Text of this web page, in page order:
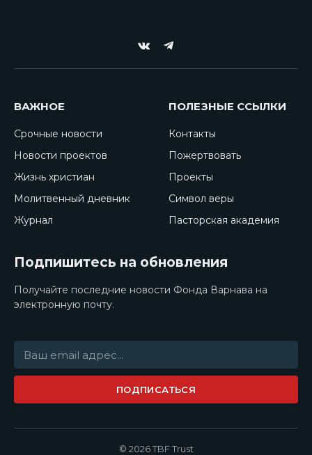
VKontakte
Telegram
ВАЖНОЕ
Срочные новости
Новости проектов
Жизнь христиан
Молитвенный дневник
Журнал
ПОЛЕЗНЫЕ ССЫЛКИ
Контакты
Пожертвовать
Проекты
Символ веры
Пасторская академия
Подпишитесь на обновления
Получайте последние новости Фонда Варнава на
электронную почту.
ПОДПИСАТЬСЯ
© 2026 TBF Trust